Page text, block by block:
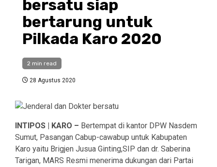
bersatu siap
bertarung untuk
Pilkada Karo 2020
2 min read
28 Agustus 2020
INTIPOS | KARO – Bertempat di kantor DPW Nasdem
Sumut, Pasangan Cabup-cawabup untuk Kabupaten
Karo yaitu Brigjen Jusua Ginting,SIP dan dr. Saberina
Tarigan, MARS Resmi menerima dukungan dari Partai